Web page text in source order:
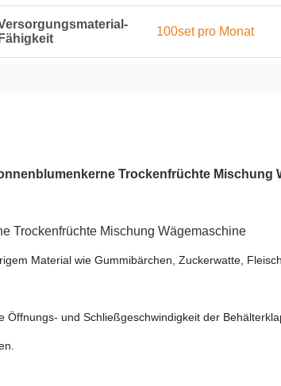
Fähigkeit
100set pro Monat
Trockenfrüchte Mischung
Trockenfrüchte Mischung Wägemaschine
Material wie Gummibärchen, Zuckerwatte,
Öffnungs- und Schließgeschwindigkeit der